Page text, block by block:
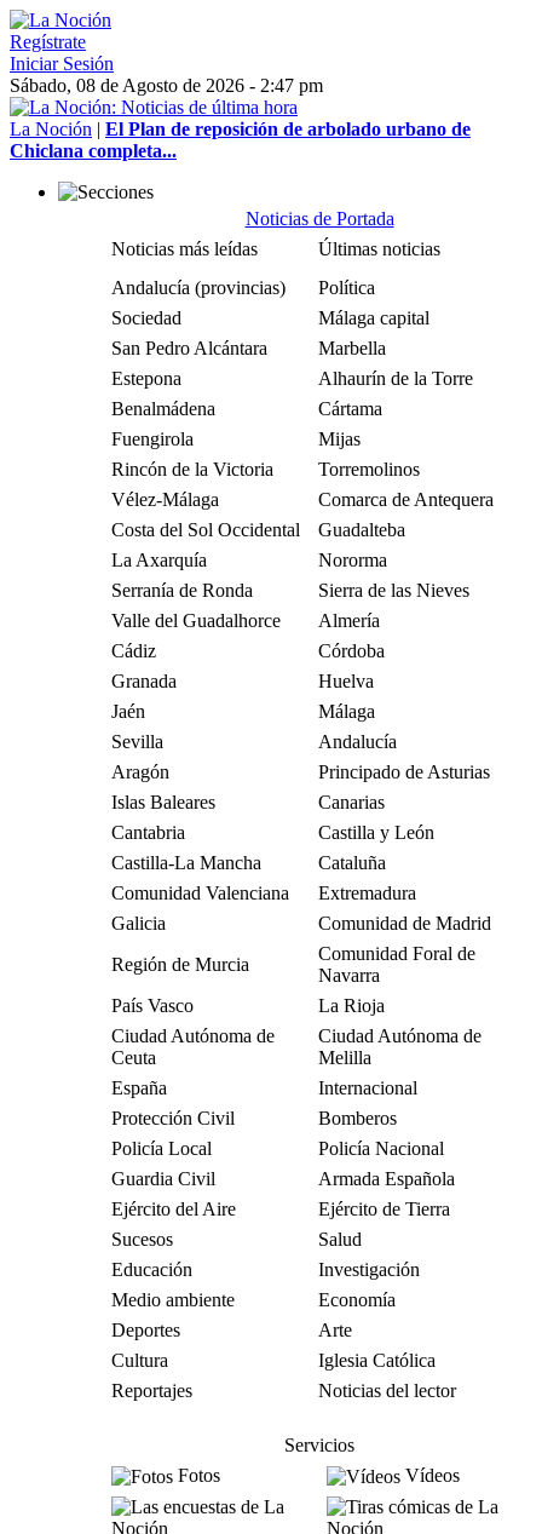
Regístrate
Iniciar Sesión
Sábado, 08 de Agosto de 2026 - 2:47 pm
La Noción | El Plan de reposición de arbolado urbano de
Chiclana completa...
Noticias de Portada
Noticias más leídas
Últimas noticias
Andalucía (provincias)
Política
Sociedad
Málaga capital
San Pedro Alcántara
Marbella
Estepona
Alhaurín de la Torre
Benalmádena
Cártama
Fuengirola
Mijas
Rincón de la Victoria
Torremolinos
Vélez-Málaga
Comarca de Antequera
Costa del Sol Occidental
Guadalteba
La Axarquía
Nororma
Serranía de Ronda
Sierra de las Nieves
Valle del Guadalhorce
Almería
Cádiz
Córdoba
Granada
Huelva
Jaén
Málaga
Sevilla
Andalucía
Aragón
Principado de Asturias
Islas Baleares
Canarias
Cantabria
Castilla y León
Castilla-La Mancha
Cataluña
Comunidad Valenciana
Extremadura
Galicia
Comunidad de Madrid
Región de Murcia
Comunidad Foral de
Navarra
País Vasco
La Rioja
Ciudad Autónoma de
Ceuta
Ciudad Autónoma de
Melilla
España
Internacional
Protección Civil
Bomberos
Policía Local
Policía Nacional
Guardia Civil
Armada Española
Ejército del Aire
Ejército de Tierra
Sucesos
Salud
Educación
Investigación
Medio ambiente
Economía
Deportes
Arte
Cultura
Iglesia Católica
Reportajes
Noticias del lector
Servicios
Fotos
Vídeos